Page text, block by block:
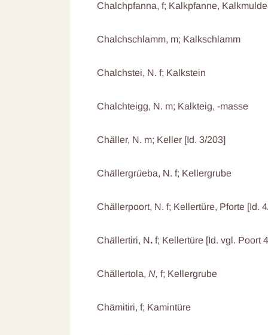
Chalchpfanna, f; Kalkpfanne, Kalkmulde
Chalchschlamm, m; Kalkschlamm
Chalchstei, N. f; Kalkstein
Chalchteigg, N. m; Kalkteig, -masse
Chäller, N. m; Keller [Id. 3/203]
Chällergrüeba, N. f; Kellergrube
Chällerpoort, N. f; Kellertüre, Pforte [Id.
Chällertiri, N. f; Kellertüre [Id. vgl. Poort
Chällertola, N, f; Kellergrube
Chämitiri, f; Kamintüre